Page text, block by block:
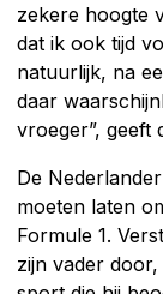
zekere hoogte
dat ik ook tijd
natuurlijk, na
daar
vroeger”, geeft
De
moeten laten
Formule 1.
zijn vader